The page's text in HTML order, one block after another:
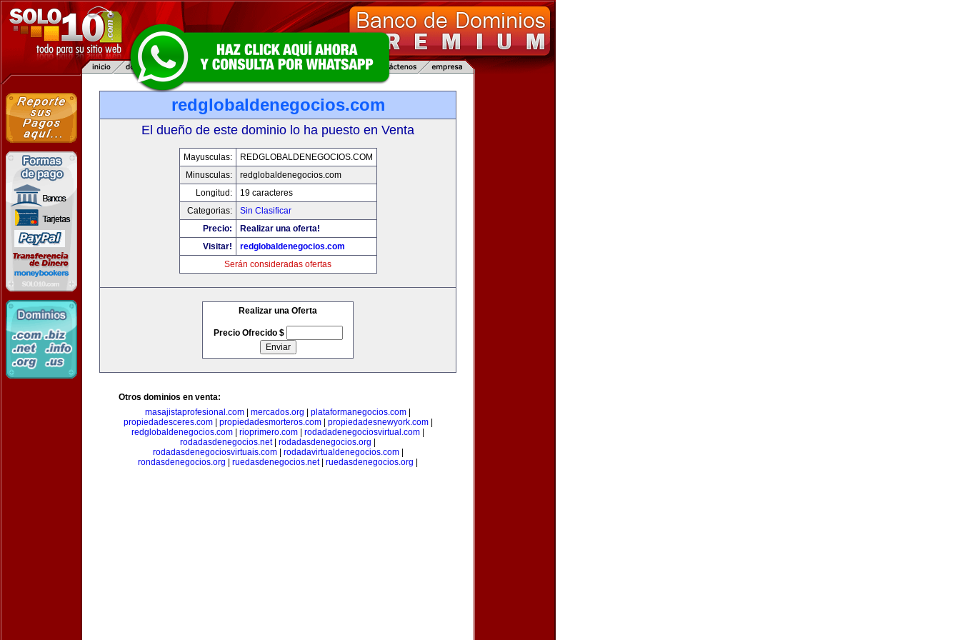
redglobaldenegocios.com
El dueño de este dominio lo ha puesto en Venta
Mayusculas:
REDGLOBALDENEGOCIOS.COM
Minusculas:
redglobaldenegocios.com
Longitud:
19 caracteres
Categorias:
Sin Clasificar
Precio:
Realizar una oferta!
Visitar!
redglobaldenegocios.com
Serán consideradas ofertas
Realizar una Oferta
Precio Ofrecido $
Otros dominios en venta:
masajistaprofesional.com
mercados.org plataformanegocios.com
propiedadesceres.com| propiedadesmorteros.com| propiedadesnewyork.com|
redglobaldenegocios.com
rioprimero.com rodadadenegociosvirtual.com
rodadasdenegocios.net| rodadasdenegocios.org
rodadasdenegociosvirtuais.com| rodadavirtualdenegocios.com|
rondasdenegocios.org
ruedasdenegocios.net| ruedasdenegocios.org